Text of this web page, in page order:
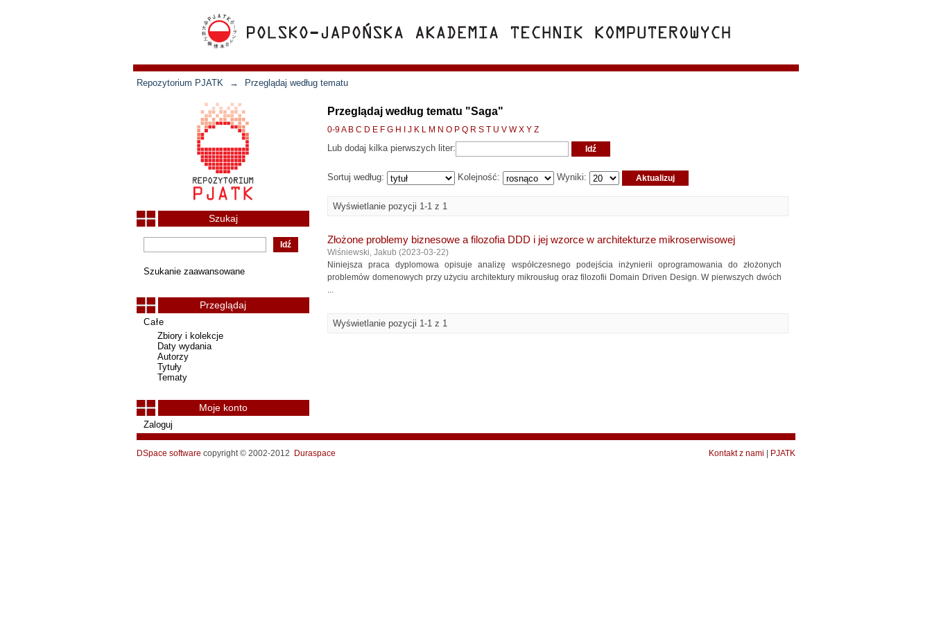
Repozytorium PJATK → Przeglądaj według tematu
Przeglądaj według tematu "Saga"
0-9A B C D E F G H J K L M N O P Q R S T U V W X Y Z
Lub dodaj kilka pierwszych liter:
Sortuj według: Kolejność: Wyniki:
Wyświetlanie pozycji 1-1 z 1
Złożone problemy biznesowe a filozofia DDD i jej wzorce w architekturze mikroserwisowej
Wiśniewski, Jakub (2023-03-22)
Niniejsza praca dyplomowa opisuje analizę współczesnego podejścia inżynierii oprogramowania do złożonych
problemów domenowych przy użyciu architektury mikrousług oraz filozofii Domain Driven Design. W pierwszych dwóch
...
Wyświetlanie pozycji 1-1 z 1
Szukaj
Szukanie zaawansowane
Przeglądaj
Całe
Zbiory i kolekcje
Daty wydania
Autorzy
Tytuły
Tematy
Moje konto
Zaloguj
DSpace software copyright © 2002-2012 Duraspace Kontakt z nami PJATK